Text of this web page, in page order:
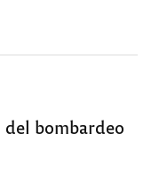
del bombardeo